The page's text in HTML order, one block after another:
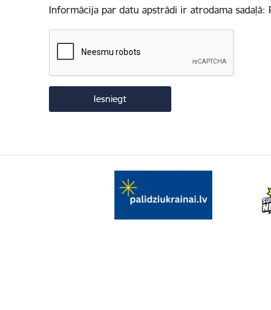
Informācija par datu apstrādi ir atrodama sadaļā: